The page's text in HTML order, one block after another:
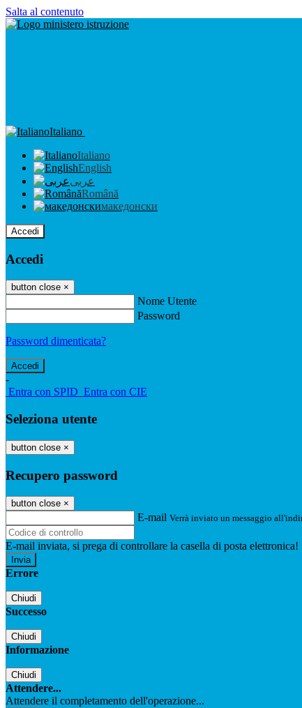
Salta al contenuto
Italiano
Italiano
English
عربى
Română
македонски
Accedi
Accedi
button close ×
Nome Utente
Password
Password dimenticata?
-
Entra con SPID Entra con CIE
Seleziona utente
button close ×
Recupero password
button close ×
E-mail Verrà inviato un messaggio
E-mail inviata, si prega di controllare la casella di posta elettronica!
Errore
Chiudi
Successo
Chiudi
Informazione
Chiudi
Attendere...
Attendere il completamento dell'operazione...